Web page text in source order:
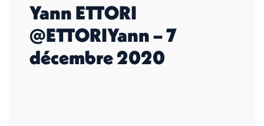
Yann ETTORI
@ETTORIYann – 7
décembre 2020